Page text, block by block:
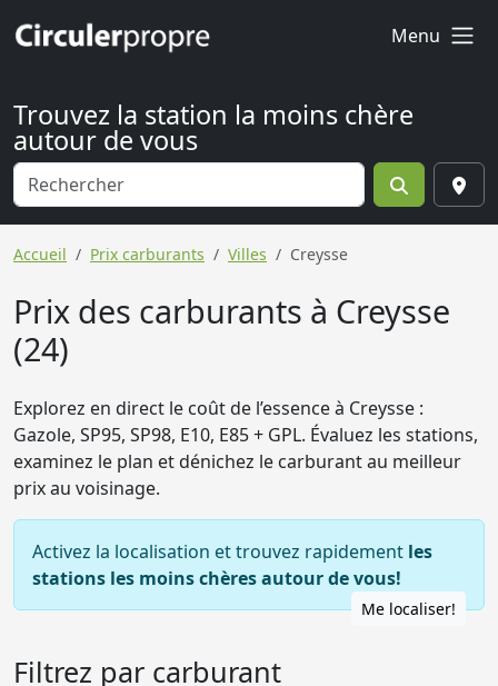
Menu
Trouvez la station la moins chère
autour de vous
Accueil Prix carburants Villes Creysse
Prix des carburants à Creysse
(24)
Explorez en direct le coût de l’essence à Creysse :
Gazole, SP95, SP98, E10, E85 + GPL. Évaluez les stations,
examinez le plan et dénichez le carburant au meilleur
prix au voisinage.
Activez la localisation et trouvez rapidement les
stations les moins chères autour de vous!
Me localiser!
Filtrez par carburant